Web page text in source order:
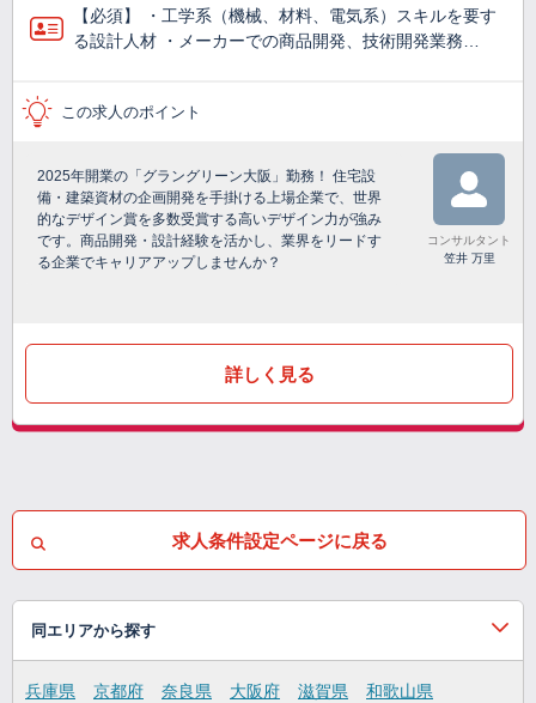
【必須】 ・工学系（機械、材料、電気系）スキルを要す
る設計人材 ・メーカーでの商品開発、技術開発業務…
この求人のポイント
2025年開業の「グラングリーン大阪」勤務！ 住宅設
備・建築資材の企画開発を手掛ける上場企業で、世界
的なデザイン賞を多数受賞する高いデザイン力が強み
です。商品開発・設計経験を活かし、業界をリードす
る企業でキャリアアップしませんか？
コンサルタント
笠井 万里
詳しく見る
求人条件設定ページに戻る
同エリアから探す
兵庫県 京都府 奈良県 大阪府 滋賀県 和歌山県